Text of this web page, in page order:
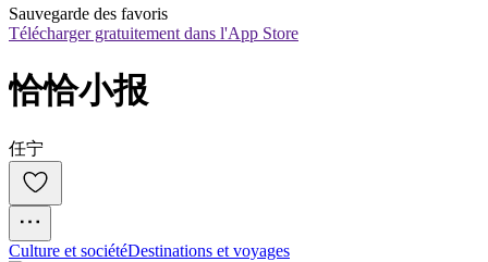
Sauvegarde des favoris
Télécharger gratuitement dans l'App Store
恰恰小报
任宁
Culture et sociétéDestinations et voyages